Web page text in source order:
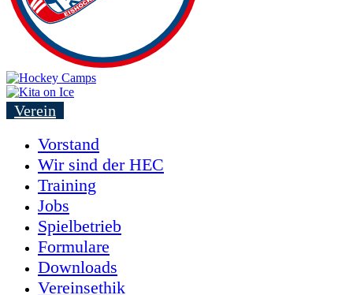
Verein
Vorstand
Wir sind der HEC
Training
Jobs
Spielbetrieb
Formulare
Downloads
Vereinsethik